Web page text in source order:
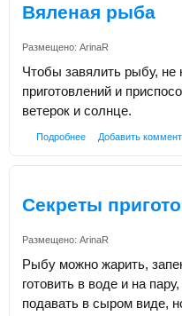
Вяленая рыба
Размещено: ArinaR
Чтобы завялить рыбу, не
приготовлений и
ветерок и солнце.
Подробнее Добавить
Секреты
Размещено: ArinaR
Рыбу можно жарить,
готовить в воде и на
подавать в сыром виде,